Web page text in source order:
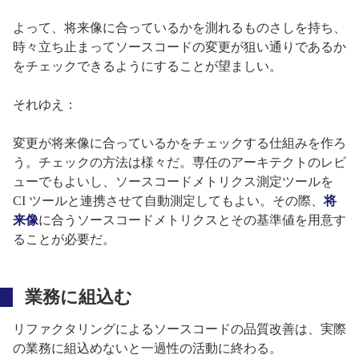
よって、将来像に合っているかを測れるものさしを持ち、
時々立ち止まってソースコードの変更が狙い通りであるか
をチェックできるようにすることが望ましい。
それゆえ：
変更が将来像に合っているかをチェックする仕組みを作ろ
う。チェックの方法は様々だ。専任のアーキテクトのレビ
ューでもよいし、ソースコードメトリクス測定ツールを
CI ツールと連携させて自動測定してもよい。その際、将
来像に合うソースコードメトリクスとその基準値を用意す
ることが必要だ。
業務に組込む
リファクタリングによるソースコードの品質改善は、実際
の業務に組込めないと一過性の活動に終わる。